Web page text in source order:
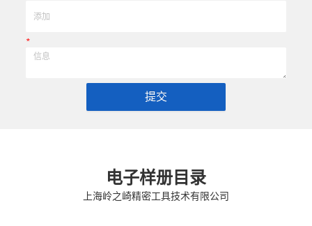
*
提交
电子样册目录
上海岭之崎精密工具技术有限公司